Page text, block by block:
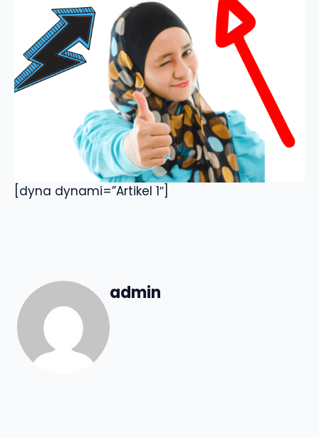
[dyna dynami=”Artikel 1″]
admin